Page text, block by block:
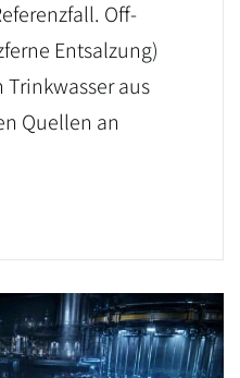
Off-
Entsalzung)
aus
Quellen an